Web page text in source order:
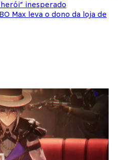
inesperado
Max leva o dono da loja de